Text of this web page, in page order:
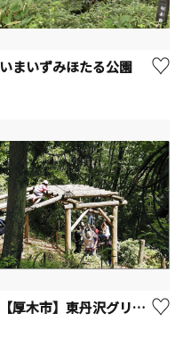
いまいずみほたる公園
【厚木市】東丹沢グリーンパーク